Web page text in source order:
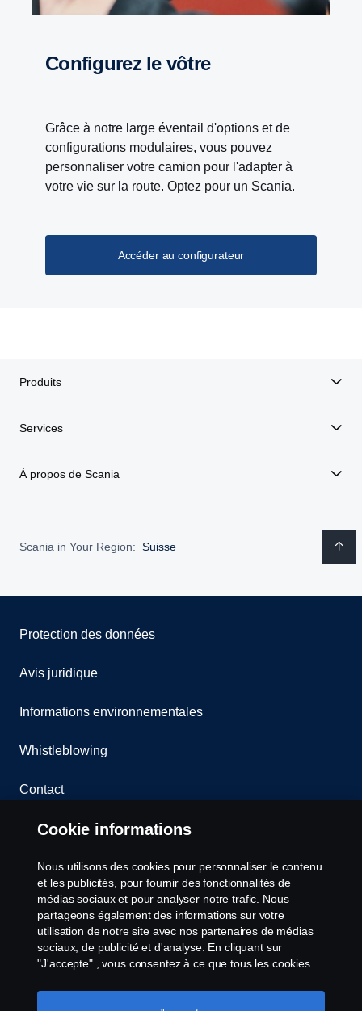
Configurez le vôtre
Grâce à notre large éventail d'options et de
configurations modulaires, vous pouvez
personnaliser votre camion pour l'adapter à
votre vie sur la route. Optez pour un Scania.
Accéder au configurateur
Produits
Services
À propos de Scania
Scania in Your Region: Suisse
Protection des données
Avis juridique
Informations environnementales
Whistleblowing
Contact
Cookies politique
Paramètres des cookies
Cookie informations
Nous utilisons des cookies pour personnaliser le contenu
et les publicités, pour fournir des fonctionnalités de
médias sociaux et pour analyser notre trafic. Nous
partageons également des informations sur votre
utilisation de notre site avec nos partenaires de médias
sociaux, de publicité et d'analyse. En cliquant sur
"J'accepte" , vous consentez à ce que tous les cookies
Vous pouvez également gérer vos cookies en cliquant